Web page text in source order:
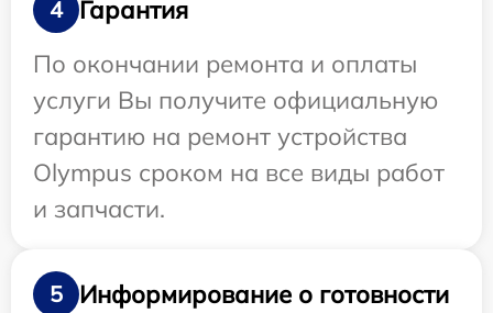
4
Гарантия
По окончании ремонта и оплаты
услуги Вы получите официальную
гарантию на ремонт устройства
Olympus сроком на все виды работ
и запчасти.
5
Информирование о готовности